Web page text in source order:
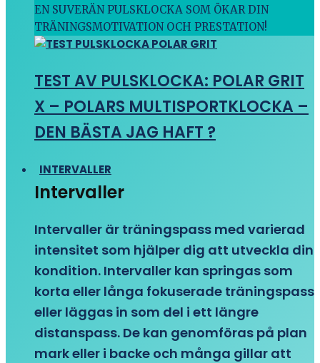
EN SUVERÄN PULSKLOCKA SOM ÖKAR DIN
TRÄNINGSMOTIVATION OCH PRESTATION!
TEST AV PULSKLOCKA: POLAR GRIT
X – POLARS MULTISPORTKLOCKA –
DEN BÄSTA JAG HAFT ?
INTERVALLER
Intervaller
Intervaller är träningspass med varierad
intensitet som hjälper dig att utveckla din
kondition. Intervaller kan springas som
korta eller långa fokuserade träningspass
eller läggas in som del i ett längre
distanspass. De kan genomföras på plan
mark eller i backe och många gillar att